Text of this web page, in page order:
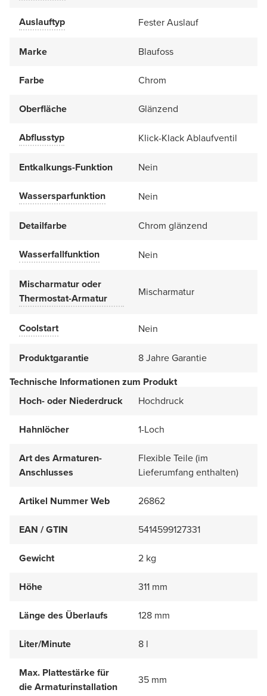
Auslauftyp Fester Auslauf
Marke Blaufoss
Farbe Chrom
Oberfläche Glänzend
Abflusstyp Klick-Klack Ablaufventil
Entkalkungs-Funktion Nein
Wassersparfunktion Nein
Detailfarbe Chrom glänzend
Wasserfallfunktion Nein
Mischarmatur oder
Thermostat-Armatur
Mischarmatur
Coolstart Nein
Produktgarantie
8 Jahre Garantie
Technische Informationen zum Produkt
Hoch- oder Niederdruck
Hochdruck
Hahnlöcher 1-Loch
Art des Armaturen-
Anschlusses
Flexible Teile (im
Lieferumfang enthalten)
Artikel Nummer Web 26862
EAN / GTIN 5414599127331
Gewicht 2 kg
Höhe 311 mm
Länge des Überlaufs 128 mm
Liter/Minute 8 l
Max. Plattestärke für
die Armaturinstallation
35 mm